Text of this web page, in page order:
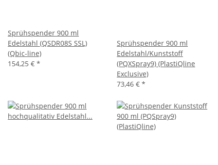
Sprühspender 900 ml
Edelstahl (QSDR08S SSL)
(Qbic-line)
154,25 € *
Sprühspender 900 ml
Edelstahl/Kunststoff
(PQXSpray9) (PlastiQline
Exclusive)
73,46 € *